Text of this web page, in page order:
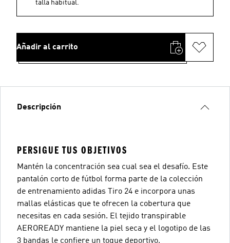
talla habitual.
Añadir al carrito
Descripción
PERSIGUE TUS OBJETIVOS
Mantén la concentración sea cual sea el desafío. Este
pantalón corto de fútbol forma parte de la colección
de entrenamiento adidas Tiro 24 e incorpora unas
mallas elásticas que te ofrecen la cobertura que
necesitas en cada sesión. El tejido transpirable
AEROREADY mantiene la piel seca y el logotipo de las
3 bandas le confiere un toque deportivo.